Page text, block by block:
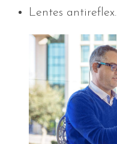
Lentes antireflex.